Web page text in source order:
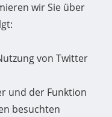
wir Sie über
von Twitter
und der Funktion
besuchten